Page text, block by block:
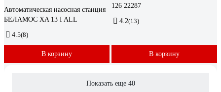
Автоматическая насосная станция
БЕЛАМОС XA 13 I ALL
4.5(8)
В корзину
126 22287
4.2(13)
В корзину
Показать еще 40